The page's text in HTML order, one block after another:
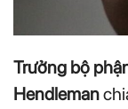
Trưởng bộ
Hendleman